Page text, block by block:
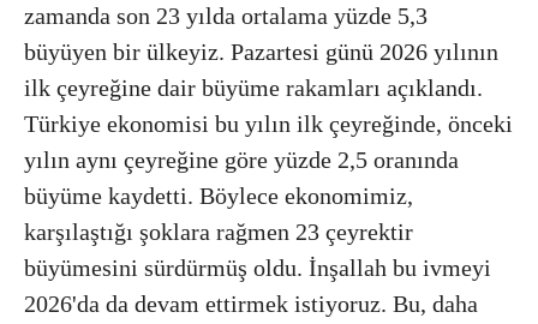
zamanda son 23 yılda ortalama yüzde 5,3
büyüyen bir ülkeyiz. Pazartesi günü 2026 yılının
ilk çeyreğine dair büyüme rakamları açıklandı.
Türkiye ekonomisi bu yılın ilk çeyreğinde, önceki
yılın aynı çeyreğine göre yüzde 2,5 oranında
büyüme kaydetti. Böylece ekonomimiz,
karşılaştığı şoklara rağmen 23 çeyrektir
büyümesini sürdürmüş oldu. İnşallah bu ivmeyi
2026'da da devam ettirmek istiyoruz. Bu, daha